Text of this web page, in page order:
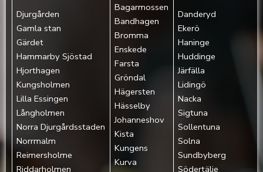
Djurgården‎
Gamla stan‎
Gärdet‎
Hammarby Sjöstad
Hjorthagen‎
Kungsholmen‎
Lilla Essingen‎
Långholmen‎
Norra Djurgårdsstaden‎
Norrmalm‎
Reimersholme‎
Riddarholmen‎
Bagarmossen
Bandhagen
Bromma
Enskede
Farsta
Gröndal
Hägersten
Hässelby
Johanneshov
Kista
Kungens
Kurva
Danderyd
Ekerö
Haninge
Huddinge
Järfälla
Lidingö
Nacka
Sigtuna
Sollentuna
Solna
Sundbyberg
Södertälje